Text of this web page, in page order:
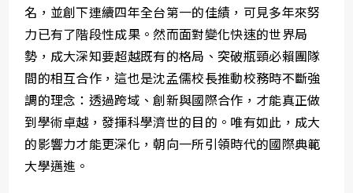
名，並創下連續四年全台第一的佳績，可見多年來努
力已有了階段性成果。然而面對變化快速的世界局
勢，成大深知要超越既有的格局、突破瓶頸必賴團隊
間的相互合作，這也是沈孟儒校長推動校務時不斷強
調的理念：透過跨域、創新與國際合作，才能真正做
到學術卓越，發揮科學濟世的目的。唯有如此，成大
的影響力才能更深化，朝向一所引領時代的國際典範
大學邁進。